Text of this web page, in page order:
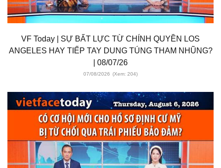
VF Today | SỰ BẤT LỰC TỪ CHÍNH QUYỀN LOS
ANGELES HAY TIẾP TAY DUNG TÚNG THAM NHŨNG?
| 08/07/26
07/08/2026 (Xem: 204)